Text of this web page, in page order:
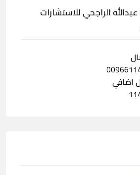
الراجحي للاستشارات
اضافي